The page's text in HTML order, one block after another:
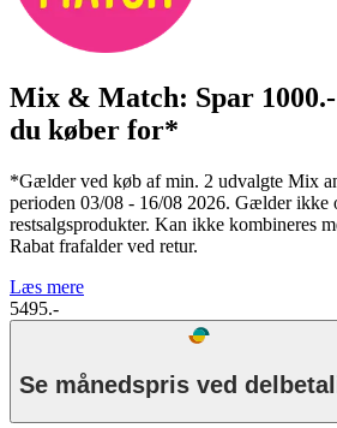
Mix & Match: Spar
du køber for*
*Gælder ved køb af min. 2 udvalgte Mix
perioden 03/08 - 16/08 2026. Gælder ikke
restsalgsprodukter. Kan ikke kombineres
Rabat frafalder ved retur.
Læs mere
5495.-
Se månedspris ved